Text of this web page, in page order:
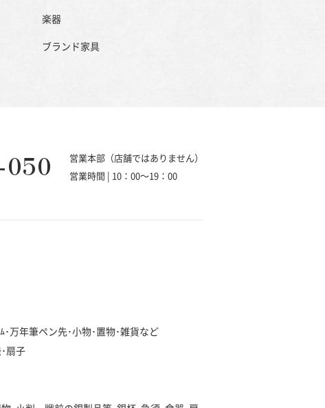
楽器
ブランド家具
営業本部（店舗ではありません）
営業時間 | 10：00～19：00
万年筆ペン先･小物･置物･雑貨など
扇子